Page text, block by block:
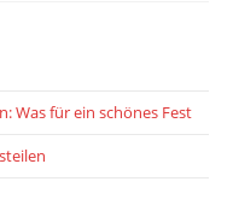
Was für ein schönes Fest